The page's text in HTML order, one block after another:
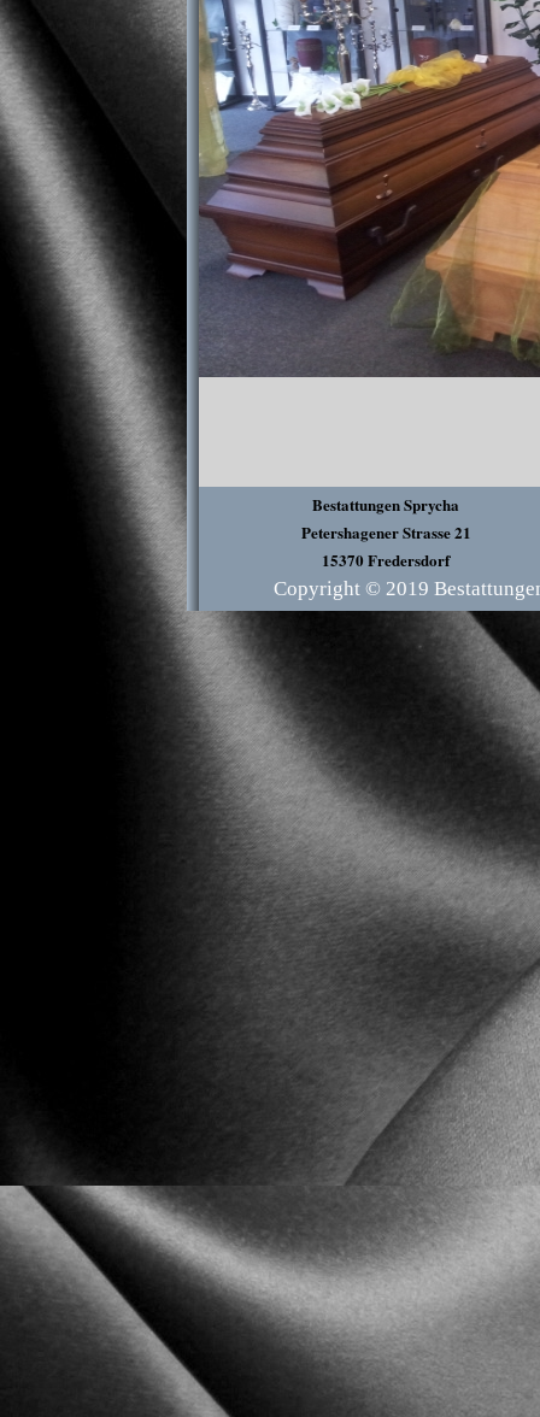
Bestattungen Sprycha
Petershagener Strasse 21
15370 Fredersdorf
Copyright © 2019